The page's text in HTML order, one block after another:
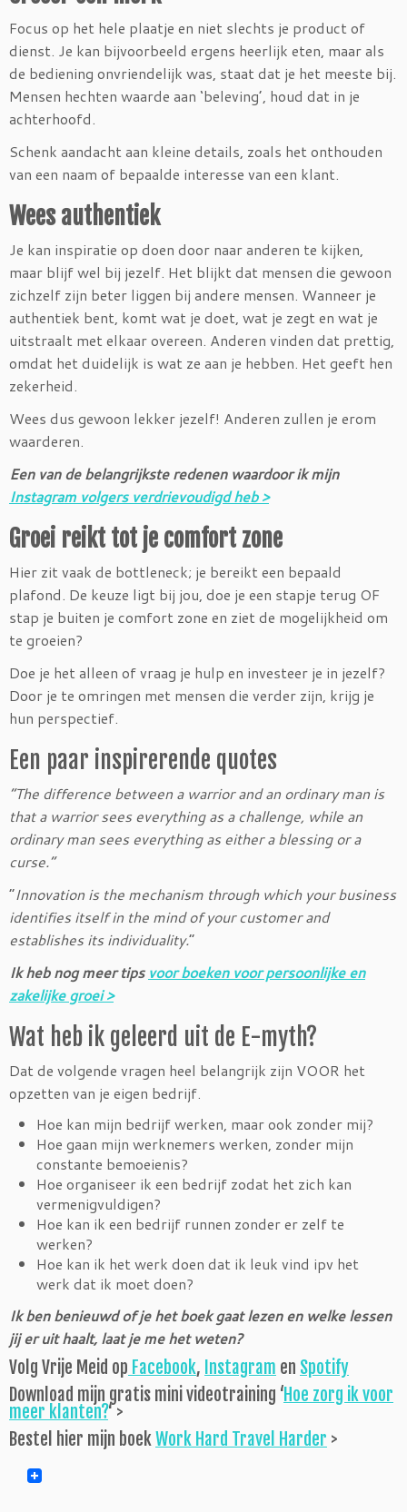
Focus op het hele plaatje en niet slechts je product of
dienst. Je kan bijvoorbeeld ergens heerlijk eten, maar als
de bediening onvriendelijk was, staat dat je het meeste bij.
Mensen hechten waarde aan ‘beleving’, houd dat in je
achterhoofd.
Schenk aandacht aan kleine details, zoals het onthouden
van een naam of bepaalde interesse van een klant.
Wees authentiek
Je kan inspiratie op doen door naar anderen te kijken,
maar blijf wel bij jezelf. Het blijkt dat mensen die gewoon
zichzelf zijn beter liggen bij andere mensen. Wanneer je
authentiek bent, komt wat je doet, wat je zegt en wat je
uitstraalt met elkaar overeen. Anderen vinden dat prettig,
omdat het duidelijk is wat ze aan je hebben. Het geeft hen
zekerheid.
Wees dus gewoon lekker jezelf! Anderen zullen je erom
waarderen.
Een van de belangrijkste redenen waardoor ik mijn
Instagram volgers verdrievoudigd heb >
Groei reikt tot je comfort zone
Hier zit vaak de bottleneck; je bereikt een bepaald
plafond. De keuze ligt bij jou, doe je een stapje terug OF
stap je buiten je comfort zone en ziet de mogelijkheid om
te groeien?
Doe je het alleen of vraag je hulp en investeer je in jezelf?
Door je te omringen met mensen die verder zijn, krijg je
hun perspectief.
Een paar inspirerende quotes
“The difference between a warrior and an ordinary man is
that a warrior sees everything as a challenge, while an
ordinary man sees everything as either a blessing or a
curse.”
“Innovation is the mechanism through which your business
identifies itself in the mind of your customer and
establishes its individuality.“
Ik heb nog meer tips voor boeken voor persoonlijke en
zakelijke groei >
Wat heb ik geleerd uit de E-myth?
Dat de volgende vragen heel belangrijk zijn VOOR het
opzetten van je eigen bedrijf.
Hoe kan mijn bedrijf werken, maar ook zonder mij?
Hoe gaan mijn werknemers werken, zonder mijn
constante bemoeienis?
Hoe organiseer ik een bedrijf zodat het zich kan
vermenigvuldigen?
Hoe kan ik een bedrijf runnen zonder er zelf te
werken?
Hoe kan ik het werk doen dat ik leuk vind ipv het
werk dat ik moet doen?
Ik ben benieuwd of je het boek gaat lezen en welke lessen
jij er uit haalt, laat je me het weten?
Volg Vrije Meid op Facebook, Instagram en Spotify
Download mijn gratis mini videotraining ‘Hoe zorg ik voor
meer klanten?‘ >
Bestel hier mijn boekWork Hard Travel Harder >